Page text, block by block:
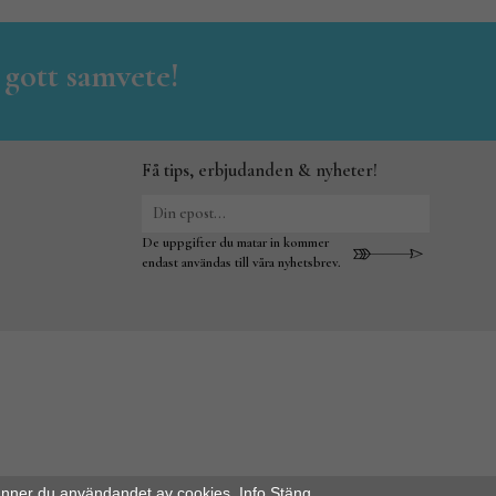
samvete!
Få tips, erbjudanden & nyheter!
De uppgifter du matar in kommer
endast användas till våra nyhetsbrev.